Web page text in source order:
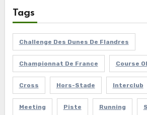
Tags
Challenge Des Dunes De Flandres
Championnat De France Course
Cross Hors-Stade Interclub
Meeting Piste Running